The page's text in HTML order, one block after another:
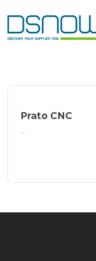
to
content
Prato CNC
...